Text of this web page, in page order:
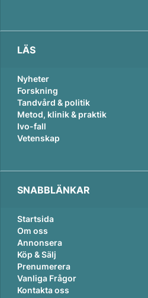
LÄS
Nyheter
Forskning
Tandvård & politik
Metod, klinik & praktik
Ivo-fall
Vetenskap
SNABBLÄNKAR
Startsida
Om oss
Annonsera
Köp & Sälj
Prenumerera
Vanliga Frågor
Kontakta oss